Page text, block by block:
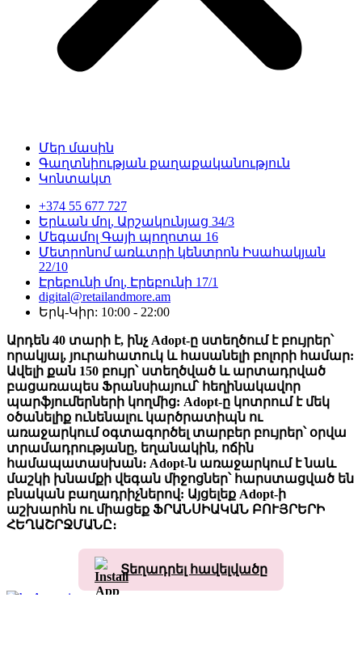
Մեր մասին
Գաղտնիության քաղաքականություն
Կոնտակտ
+374 55 677 727
Երևան մոլ, Արշակունյաց 34/3
Մեգամոլ Գայի պողոտա 16
Մետրոնոմ առևտրի կենտրոն Իսահակյան
22/10
Էրեբունի մոլ, Էրեբունի 17/1
digital@retailandmore.am
Երկ-Կիր: 10:00 - 22:00
Արդեն 40 տարի է, ինչ Adopt-ը ստեղծում է բույրեր՝
որակյալ, յուրահատուկ և հասանելի բոլորի համար:
Ավելի քան 150 բույր՝ ստեղծված և արտադրված
բացառապես Ֆրանսիայում՝ հեղինակավոր
պարֆյումերների կողմից: Adopt-ը կոտրում է մեկ
օծանելիք ունենալու կարծրատիպն ու
առաջարկում օգտագործել տարբեր բույրեր՝ օրվա
տրամադրությանը, եղանակին, ոճին
համապատասխան։ Adopt-ն առաջարկում է նաև
մաշկի խնամքի վեգան միջոցներ՝ հարստացված են
բնական բաղադրիչներով: Այցելեք Adopt-ի
աշխարհն ու միացեք ՖՐԱՆՍԻԱԿԱՆ ԲՈՒՅՐԵՐԻ
ՀԵՂԱՇՐՋՄԱՆԸ։
Տեղադրել հավելվածը
Armenian